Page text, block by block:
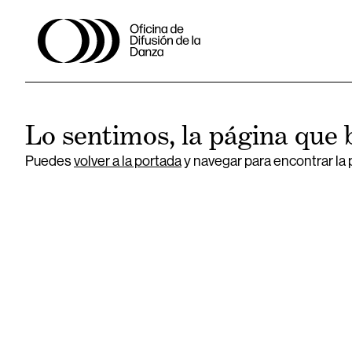
Lo sentimos, la página que
Puedesvolver a la portaday navegar para encontrar la